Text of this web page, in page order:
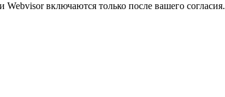
включаются только после вашего согласия.